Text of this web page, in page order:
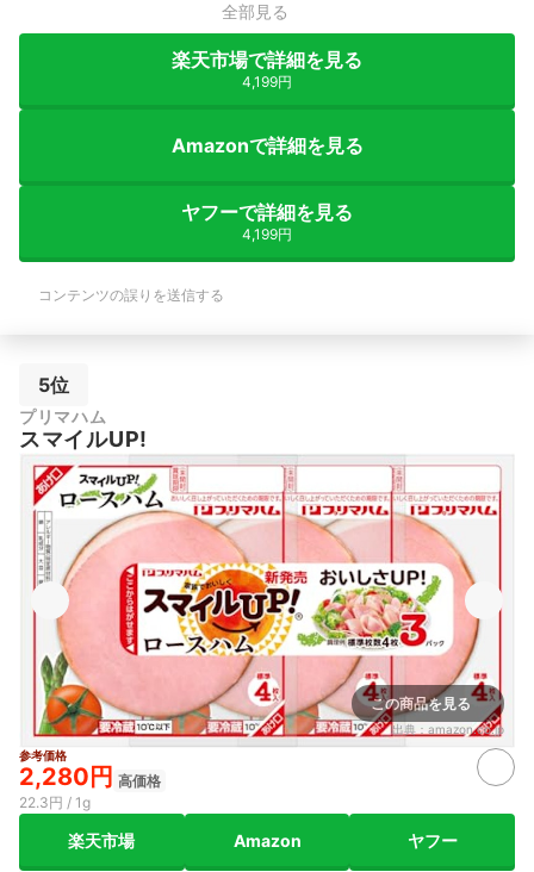
全部見る
楽天市場で詳細を見る
4,199円
Amazonで詳細を見る
ヤフーで詳細を見る
4,199円
コンテンツの誤りを送信する
5位
プリマハム
スマイルUP!
この商品を見る
出典： amazon.co.jp
参考価格
2,280円 高価格
22.3円 / 1g
楽天市場 Amazon ヤフー